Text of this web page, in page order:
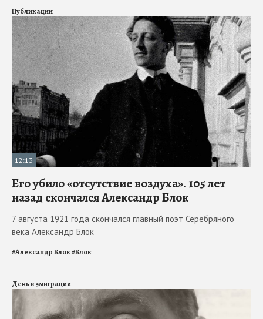
Публикации
12:13
Его убило «отсутствие воздуха». 105 лет
назад скончался Александр Блок
7 августа 1921 года скончался главный поэт Серебряного
века Александр Блок
#Александр Блок#Блок
День в эмиграции